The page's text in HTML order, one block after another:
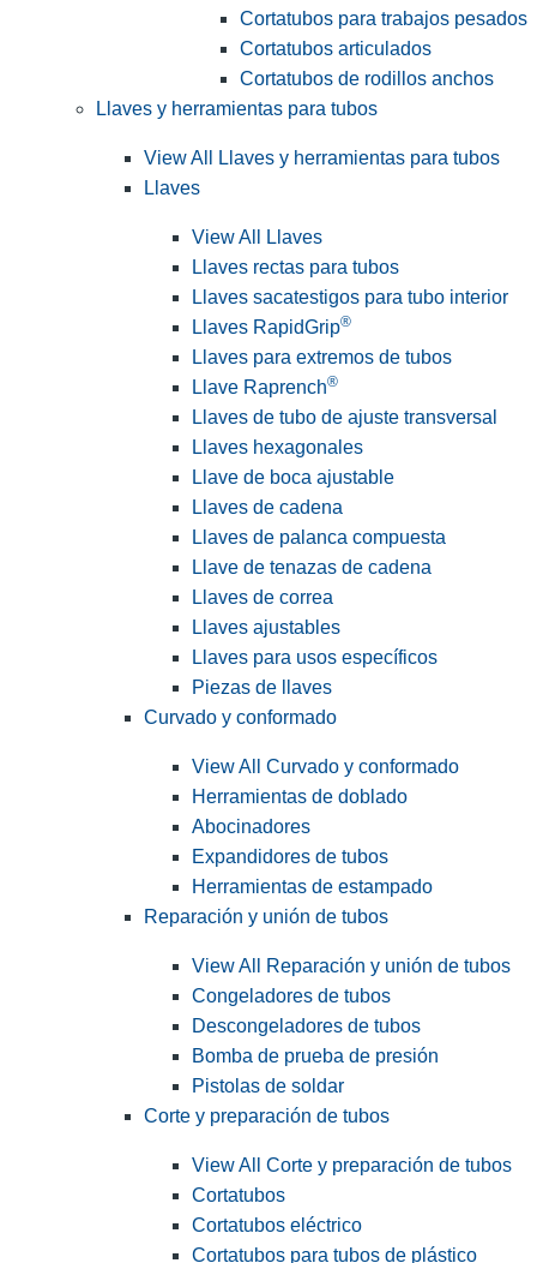
Cortatubos para trabajos pesados
Cortatubos articulados
Cortatubos de rodillos anchos
Llaves y herramientas para tubos
View All Llaves y herramientas para tubos
Llaves
View All Llaves
Llaves rectas para tubos
Llaves sacatestigos para tubo interior
Llaves RapidGrip®
Llaves para extremos de tubos
Llave Raprench®
Llaves de tubo de ajuste transversal
Llaves hexagonales
Llave de boca ajustable
Llaves de cadena
Llaves de palanca compuesta
Llave de tenazas de cadena
Llaves de correa
Llaves ajustables
Llaves para usos específicos
Piezas de llaves
Curvado y conformado
View All Curvado y conformado
Herramientas de doblado
Abocinadores
Expandidores de tubos
Herramientas de estampado
Reparación y unión de tubos
View All Reparación y unión de tubos
Congeladores de tubos
Descongeladores de tubos
Bomba de prueba de presión
Pistolas de soldar
Corte y preparación de tubos
View All Corte y preparación de tubos
Cortatubos
Cortatubos eléctrico
Cortatubos para tubos de plástico